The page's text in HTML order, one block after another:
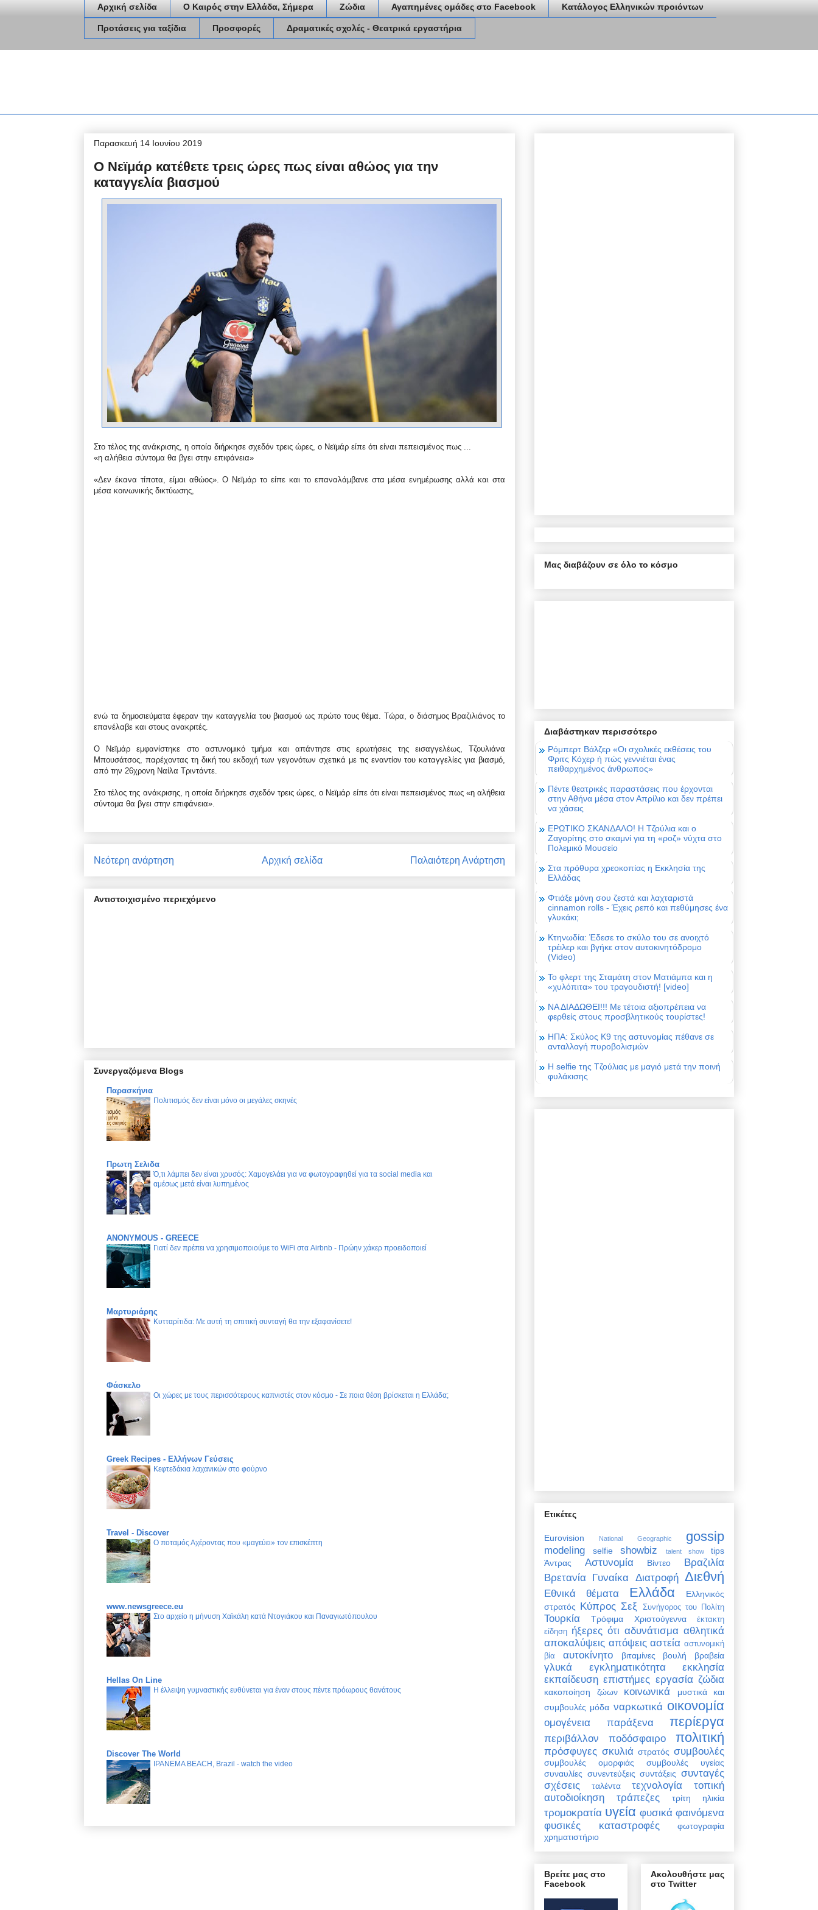
Αρχική σελίδα Ο Καιρός στην Ελλάδα, Σήμερα Ζώδια Αγαπημένες ομάδες στο Facebook Κατάλογος Ελληνικών προιόντων
Προτάσεις για ταξίδια Προσφορές Δραματικές σχολές - Θεατρικά εργαστήρια
Παρασκευή 14 Ιουνίου 2019
Ο Νεϊμάρ κατέθετε τρεις ώρες πως είναι αθώος για την
καταγγελία βιασμού
Στο τέλος της ανάκρισης, η οποία διήρκησε σχεδόν τρεις ώρες, ο Νεϊμάρ είπε ότι είναι πεπεισμένος πως ...
«η αλήθεια σύντομα θα βγει στην επιφάνεια»
«Δεν έκανα τίποτα, είμαι αθώος». Ο Νεϊμάρ το είπε και το επαναλάμβανε στα μέσα ενημέρωσης αλλά και στα
μέσα κοινωνικής δικτύωσης,
ενώ τα δημοσιεύματα έφεραν την καταγγελία του βιασμού ως πρώτο τους θέμα. Τώρα, ο διάσημος Βραζιλιάνος το
επανέλαβε και στους ανακριτές.
Ο Νεϊμάρ εμφανίστηκε στο αστυνομικό τμήμα και απάντησε στις ερωτήσεις της εισαγγελέως, Τζουλιάνα
Μπουσάτσος, παρέχοντας τη δική του εκδοχή των γεγονότων σχετικά με τις εναντίον του καταγγελίες για βιασμό,
από την 26χρονη Ναίλα Τριντάντε.
Στο τέλος της ανάκρισης, η οποία διήρκησε σχεδόν τρεις ώρες, ο Νεϊμάρ είπε ότι είναι πεπεισμένος πως «η αλήθεια
σύντομα θα βγει στην επιφάνεια».
Νεότερη ανάρτηση Παλαιότερη Ανάρτηση
Αρχική σελίδα
Αντιστοιχισμένο περιεχόμενο
Συνεργαζόμενα Blogs
Παρασκήνια
Πολιτισμός δεν είναι μόνο οι μεγάλες σκηνές
Πρωτη Σελιδα
Ό,τι λάμπει δεν είναι χρυσός: Χαμογελάει για να φωτογραφηθεί για τα social media και
αμέσως μετά είναι λυπημένος
ANONYMOUS - GREECE
Γιατί δεν πρέπει να χρησιμοποιούμε το WiFi στα Airbnb - Πρώην χάκερ προειδοποιεί
Μαρτυριάρης
Κυτταρίτιδα: Με αυτή τη σπιτική συνταγή θα την εξαφανίσετε!
Φάσκελο
Οι χώρες με τους περισσότερους καπνιστές στον κόσμο - Σε ποια θέση βρίσκεται η Ελλάδα;
Greek Recipes - Ελλήνων Γεύσεις
Κεφτεδάκια λαχανικών στο φούρνο
Travel - Discover
Ο ποταμός Αχέροντας που «μαγεύει» τον επισκέπτη
www.newsgreece.eu
Στο αρχείο η μήνυση Χαϊκάλη κατά Ντογιάκου και Παναγιωτόπουλου
Hellas On Line
Η έλλειψη γυμναστικής ευθύνεται για έναν στους πέντε πρόωρους θανάτους
Discover The World
IPANEMA BEACH, Brazil - watch the video
Μας διαβάζουν σε όλο το κόσμο
Διαβάστηκαν περισσότερο
Ρόμπερτ Βάλζερ «Οι σχολικές εκθέσεις του
Φριτς Κόχερ ή πώς γεννιέται ένας
πειθαρχημένος άνθρωπος»
Πέντε θεατρικές παραστάσεις που έρχονται
στην Αθήνα μέσα στον Απρίλιο και δεν πρέπει
να χάσεις
ΕΡΩΤΙΚΟ ΣΚΑΝΔΑΛΟ! Η Τζούλια και ο
Ζαγορίτης στο σκαμνί για τη «ροζ» νύχτα στο
Πολεμικό Μουσείο
Στα πρόθυρα χρεοκοπίας η Εκκλησία της
Ελλάδας
Φτιάξε μόνη σου ζεστά και λαχταριστά
cinnamon rolls - Έχεις ρεπό και πεθύμησες ένα
γλυκάκι;
Κτηνωδία: Έδεσε το σκύλο του σε ανοιχτό
τρέιλερ και βγήκε στον αυτοκινητόδρομο
(Video)
Το φλερτ της Σταμάτη στον Ματιάμπα και η
«χυλόπιτα» του τραγουδιστή! [video]
ΝΑ ΔΙΑΔΩΘΕΙ!!! Με τέτοια αξιοπρέπεια να
φερθείς στους προσβλητικούς τουρίστες!
ΗΠΑ: Σκύλος Κ9 της αστυνομίας πέθανε σε
ανταλλαγή πυροβολισμών
Η selfie της Τζούλιας με μαγιό μετά την ποινή
φυλάκισης
Ετικέτες
Eurovision National Geographic gossip
modeling selfie showbiz talent show
tips
Άντρας
Αστυνομία Βίντεο
Βραζιλία
Βρετανία Γυναίκα Διατροφή Διεθνή
Εθνικά θέματα Ελλάδα
Ελληνικός
στρατός Κύπρος Σεξ Συνήγορος του Πολίτη
Τουρκία Τρόφιμα Χριστούγεννα
έκτακτη
είδηση ήξερες ότι αδυνάτισμα αθλητικά
αποκαλύψεις απόψεις αστεία αστυνομική
βία
αυτοκίνητο βιταμίνες βουλή βραβεία
γλυκά εγκληματικότητα
εκκλησία
εκπαίδευση επιστήμες εργασία ζώδια
κακοποίηση ζώων κοινωνικά
μυστικά και
συμβουλές μόδα ναρκωτικά οικονομία
ομογένεια παράξενα περίεργα
περιβάλλον ποδόσφαιρο πολιτική
πρόσφυγες σκυλιά στρατός συμβουλές
συμβουλές ομορφιάς
συμβουλές υγείας
συναυλίες συνεντεύξεις συντάξεις συνταγές
σχέσεις
ταλέντα τεχνολογία
τοπική
αυτοδιοίκηση
τράπεζες τρίτη ηλικία
τρομοκρατία υγεία φυσικά φαινόμενα
φυσικές καταστροφές
φωτογραφία
χρηματιστήριο
Βρείτε μας στο
Facebook
Ακολουθήστε μας
στο Twitter